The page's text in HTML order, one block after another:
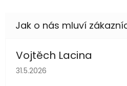
Vojtěch Lacina
Hodnocení obchodu je 5 z 5
31.5.2026